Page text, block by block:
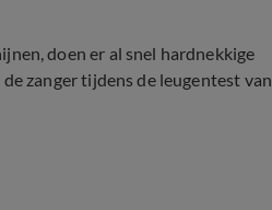
doen er al snel hardnekkige
zanger tijdens de leugentest van